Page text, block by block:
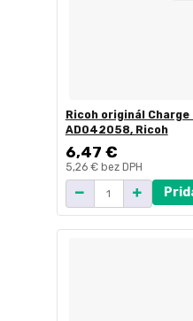
Ricoh originál
AD042058, Ricoh
6,47 €
5,26 € bez DPH